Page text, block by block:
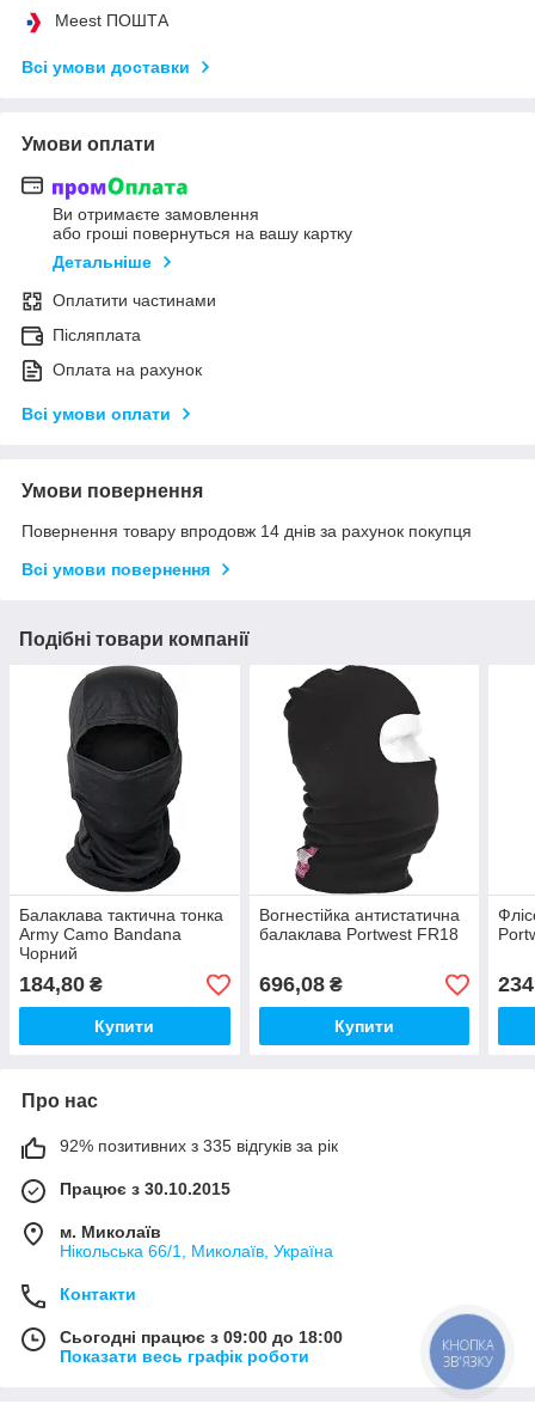
Meest ПОШТА
Всі умови доставки
Умови оплати
Ви отримаєте замовлення
або гроші повернуться на вашу картку
Детальніше
Оплатити частинами
Післяплата
Оплата на рахунок
Всі умови оплати
Умови повернення
Повернення товару впродовж 14 днів за рахунок покупця
Всі умови повернення
Подібні товари компанії
Балаклава тактична тонка
Army Camo Bandana
Чорний
184,80 ₴
Купити
Вогнестійка антистатична
балаклава Portwest FR18
696,08₴
Купити
Про нас
92% позитивних з 335 відгуків за рік
Працює з 30.10.2015
м. Миколаїв
Нікольська 66/1, Миколаїв, Україна
Контакти
Сьогодні працює з 09:00 до 18:00
Показати весь графік роботи
КНОПКА
ЗВ'ЯЗКУ